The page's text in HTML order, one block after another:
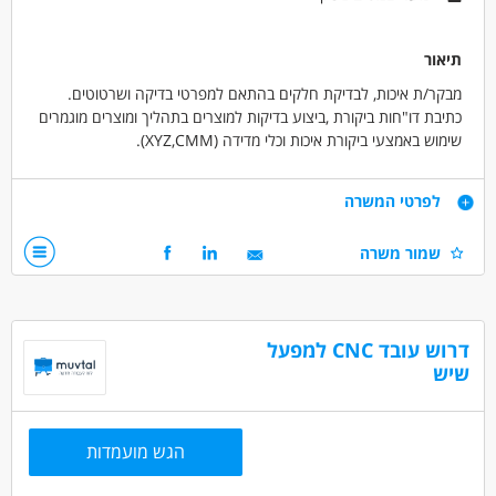
תיאור
מבקר/ת איכות, לבדיקת חלקים בהתאם למפרטי בדיקה ושרטוטים.
כתיבת דו"חות ביקורת ,ביצוע בדיקות למוצרים בתהליך ומוצרים מוגמרים
שימוש באמצעי ביקורת איכות וכלי מדידה (XYZ,CMM).
דרישות
לפחות שנתיים ניסיון כמבקר/ת איכות בתחום - חובה, קריאת
שרטוטים טכניים - חובה.
קומפרטור- יתרון.
שימוש בתוכנות מדידה : PASS, COSMOS -יתרון.
רמת דיוק גבוהה ושימת לב לפרטים, יכולת עבודה עם מגוון ממשקים,
לפרטי המשרה
שמור משרה
דרוש עובד CNC למפעל
שיש
הגש מועמדות